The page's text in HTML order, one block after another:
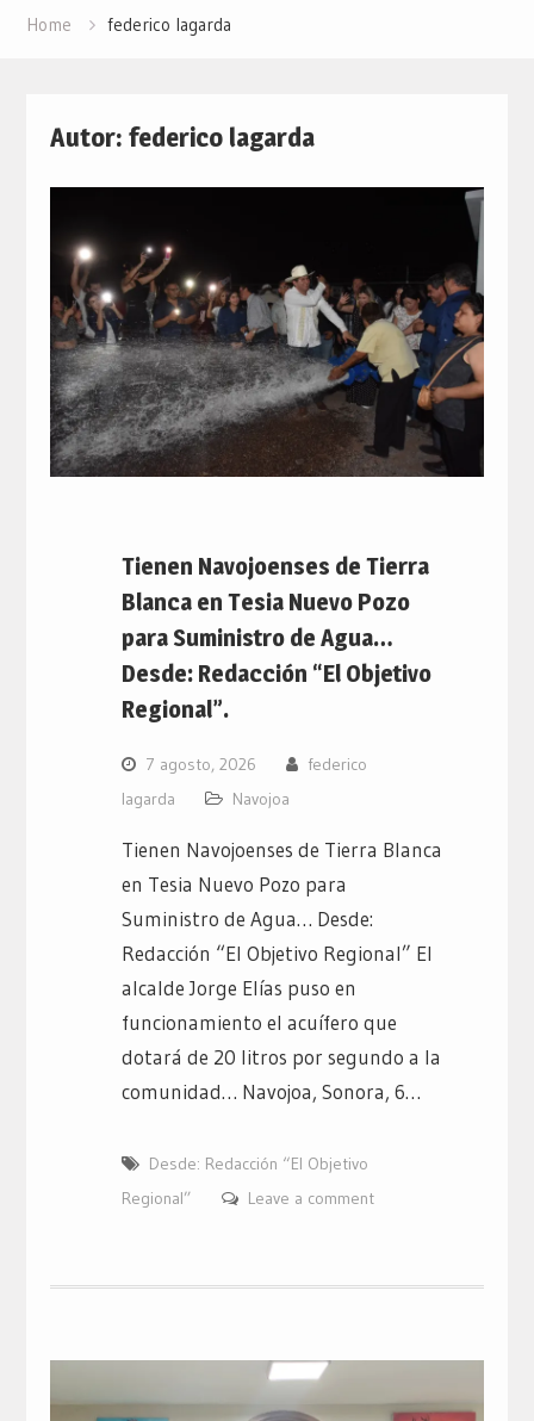
Home federico lagarda
Autor: federico lagarda
Tienen Navojoenses de Tierra
Blanca en Tesia Nuevo Pozo
para Suministro de Agua…
Desde: Redacción “El Objetivo
Regional”.
7 agosto, 2026
federico
lagarda
Navojoa
Tienen Navojoenses de Tierra Blanca
en Tesia Nuevo Pozo para
Suministro de Agua… Desde:
Redacción “El Objetivo Regional” El
alcalde Jorge Elías puso en
funcionamiento el acuífero que
dotará de 20 litros por segundo a la
comunidad… Navojoa, Sonora, 6…
Desde: Redacción “El Objetivo
Regional”
Leave a comment